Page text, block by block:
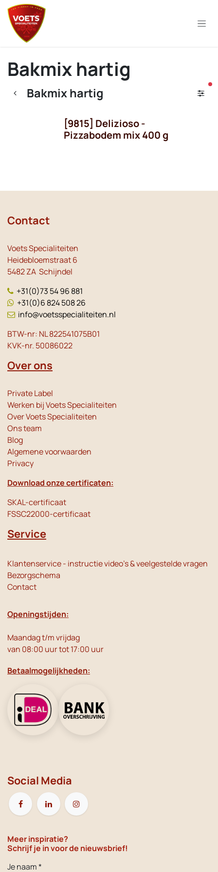
Overslaan naar inhoud
Bakmix hartig
Bakmix hartig
[9815] Delizioso -
Pizzabodem mix 400 g
Contact
Voets Specialiteiten
Heidebloemstraat 6
5482 ZA Schijndel
+31(0)73 54 96 881
+31(0)6 824 508 26
info@voetsspecialiteiten.nl
BTW-nr: NL 822541075B01
KVK-nr. 50086022
Over ons
Private Label
Werken bij Voets Specialiteiten
Over Voets Specialiteiten
Ons team
Blog
Algemene voorwaarden
Privacy
Download onze certificaten:
SKAL-certificaat
FSSC22000-certificaat
Service
Klantenservice - instructie video's & veelgestelde vragen
Bezorgschema
Contact
Openingstijden:
Maandag t/m vrijdag
van 08:00 uur tot 17:00 uur
Betaalmogelijkheden:
Social Media
Meer inspiratie?
Schrijf je in voor de nieuwsbrief!
Je naam *